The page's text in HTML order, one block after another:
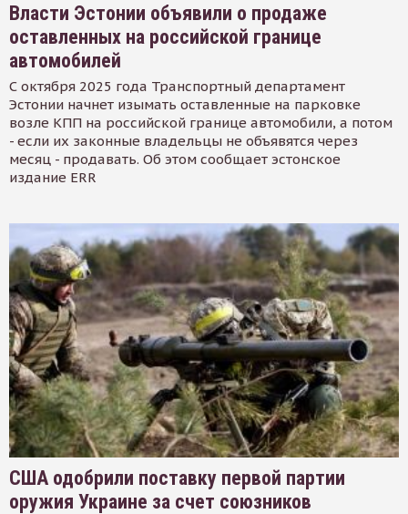
Власти Эстонии объявили о продаже
оставленных на российской границе
автомобилей
С октября 2025 года Транспортный департамент
Эстонии начнет изымать оставленные на парковке
возле КПП на российской границе автомобили, а потом
- если их законные владельцы не объявятся через
месяц - продавать. Об этом сообщает эстонское
издание ERR
США одобрили поставку первой партии
оружия Украине за счет союзников